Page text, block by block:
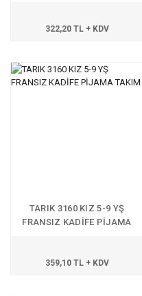
322,20 TL + KDV
TARIK 3160 KIZ 5-9 YŞ
FRANSIZ KADİFE PİJAMA
359,10 TL + KDV